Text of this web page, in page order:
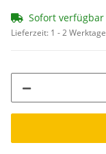
Sofort verfügbar
Lieferzeit: 1 - 2 Werktage